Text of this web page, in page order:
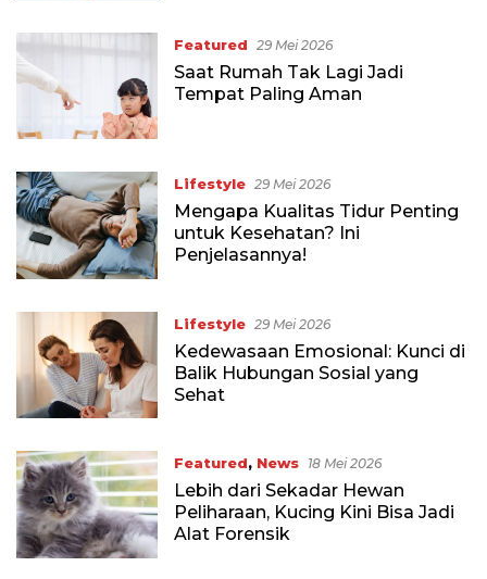
Featured 29 Mei 2026
Saat Rumah Tak Lagi Jadi
Tempat Paling Aman
Lifestyle 29 Mei 2026
Mengapa Kualitas Tidur Penting
untuk Kesehatan? Ini
Penjelasannya!
Lifestyle 29 Mei 2026
Kedewasaan Emosional: Kunci di
Balik Hubungan Sosial yang
Sehat
Featured, News 18 Mei 2026
Lebih dari Sekadar Hewan
Peliharaan, Kucing Kini Bisa Jadi
Alat Forensik